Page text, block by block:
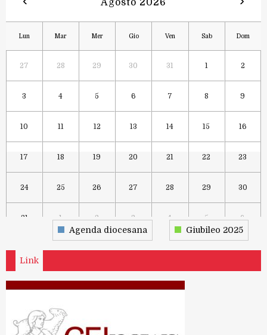
Agosto 2026
Lun Mar Mer Gio Ven Sab Dom
27 28 29 30 31 1 2
3 4 5 6 7 8 9
10 11 12 13 14 15 16
17 18 19 20 21 22 23
24 25 26 27 28 29 30
31 1 2 3 4 5 6
Agenda diocesana Giubileo 2025
Link